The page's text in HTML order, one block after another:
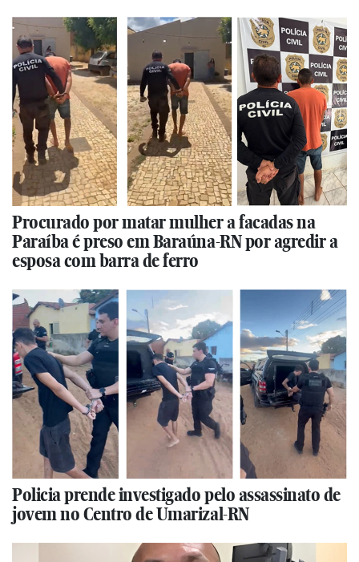
Procurado por matar mulher a facadas na
Paraíba é preso em Baraúna-RN por agredir a
esposa com barra de ferro
Policia prende investigado pelo assassinato de
jovem no Centro de Umarizal-RN